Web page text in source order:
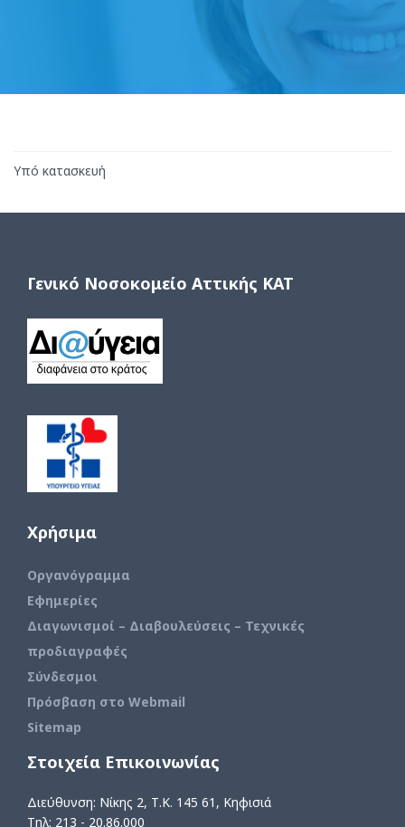
Υπό κατασκευή
Γενικό Νοσοκομείο Αττικής ΚΑΤ
Χρήσιμα
Οργανόγραμμα
Εφημερίες
Διαγωνισμοί – Διαβουλεύσεις – Τεχνικές
προδιαγραφές
Σύνδεσμοι
Πρόσβαση στο Webmail
Sitemap
Στοιχεία Επικοινωνίας
Διεύθυνση: Νίκης 2, Τ.Κ. 145 61, Κηφισιά
Τηλ: 213 - 20.86.000